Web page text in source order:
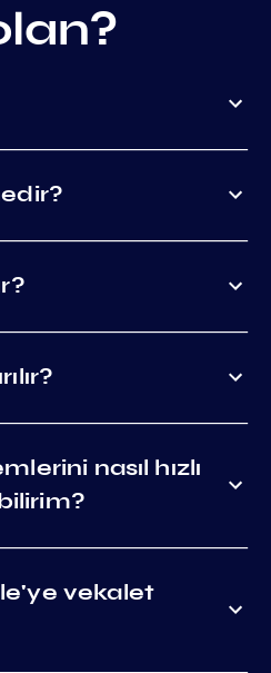
nasıl hızlı
vekalet